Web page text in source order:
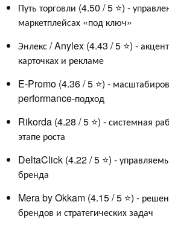
Путь торговли (4.50 / 5 ⭐) -
маркетплейсах «под ключ»
Энлекс / Anylex (4.43 / 5 ⭐) -
карточках и рекламе
E-Promo (4.36 / 5 ⭐) -
performance-подход
Rikorda (4.28 / 5 ⭐) - системная
этапе роста
DeltaClick (4.22 / 5 ⭐) -
бренда
Mera by Okkam (4.15 / 5 ⭐) -
брендов и стратегических задач